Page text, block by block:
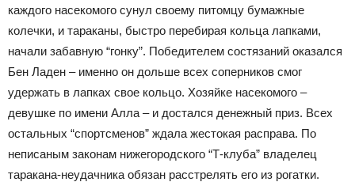
каждого насекомого сунул своему питомцу бумажные
колечки, и тараканы, быстро перебирая кольца лапками,
начали забавную “гонку”. Победителем состязаний оказался
Бен Ладен – именно он дольше всех соперников смог
удержать в лапках свое кольцо. Хозяйке насекомого –
девушке по имени Алла – и достался денежный приз. Всех
остальных “спортсменов” ждала жестокая расправа. По
неписаным законам нижегородского “Т-клуба” владелец
таракана-неудачника обязан расстрелять его из рогатки.